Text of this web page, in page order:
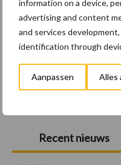
information on a device,
advertising and content
and services
identification through
Aanpassen Alles
Primaire
Sidebar
Recent nieuws
Vogelgriep